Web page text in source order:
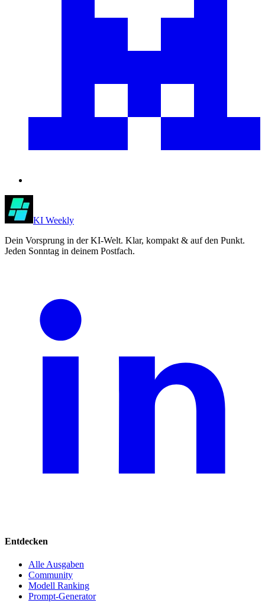
KI Weekly
Dein Vorsprung in der KI-Welt. Klar, kompakt & auf den Punkt.
Jeden Sonntag in deinem Postfach.
Entdecken
Alle Ausgaben
Community
Modell Ranking
Prompt-Generator